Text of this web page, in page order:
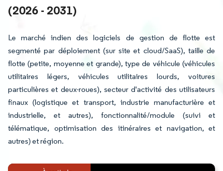
(2026 - 2031)
Le marché indien des logiciels de gestion de flotte est
segmenté par déploiement (sur site et cloud/SaaS), taille de
flotte (petite, moyenne et grande), type de véhicule (véhicules
utilitaires légers, véhicules utilitaires lourds, voitures
particulières et deux-roues), secteur d'activité des utilisateurs
finaux (logistique et transport, industrie manufacturière et
industrielle, et autres), fonctionnalité/module (suivi et
télématique, optimisation des itinéraires et navigation, et
autres) et région.